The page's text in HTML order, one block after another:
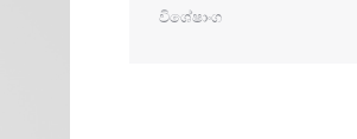
විශේෂාංග